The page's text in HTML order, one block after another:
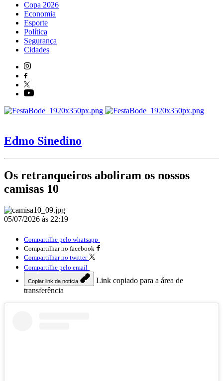
Copa 2026
Economia
Esporte
Política
Segurança
Cidades
Edmo Sinedino
Os retranqueiros aboliram os nossos
camisas 10
05/07/2026 às 22:19
Compartilhe pelo whatsapp
Compartilhar no facebook
Compartilhar no twitter
Compartilhe pelo email
Copiar link da notícia
Link copiado para a área de
transferência